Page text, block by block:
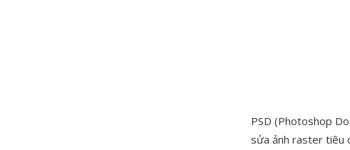
PSD (Photoshop
sửa ảnh raster tiêu